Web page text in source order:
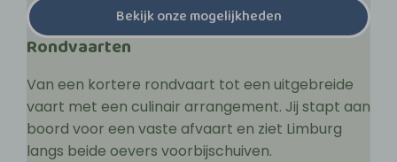
Bekijk onze mogelijkheden
Rondvaarten
Van een kortere rondvaart tot een uitgebreide
vaart met een culinair arrangement. Jij stapt aan
boord voor een vaste afvaart en ziet Limburg
langs beide oevers voorbijschuiven.